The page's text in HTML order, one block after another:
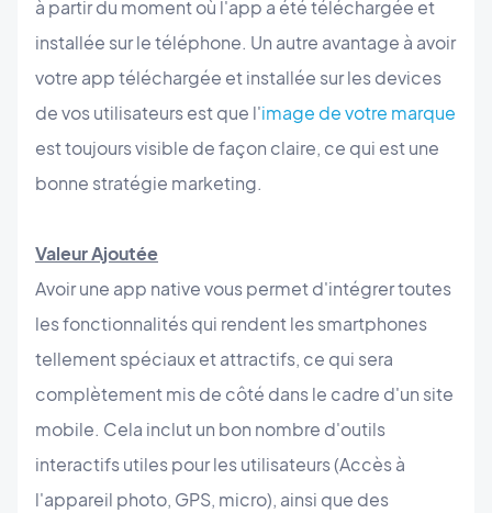
à partir du moment où l'app a été téléchargée et
installée sur le téléphone. Un autre avantage à avoir
votre app téléchargée et installée sur les devices
de vos utilisateurs est que l'image de votre marque
est toujours visible de façon claire, ce qui est une
bonne stratégie marketing.
Valeur Ajoutée
Avoir une app native vous permet d'intégrer toutes
les fonctionnalités qui rendent les smartphones
tellement spéciaux et attractifs, ce qui sera
complètement mis de côté dans le cadre d'un site
mobile. Cela inclut un bon nombre d'outils
interactifs utiles pour les utilisateurs (Accès à
l'appareil photo, GPS, micro), ainsi que des